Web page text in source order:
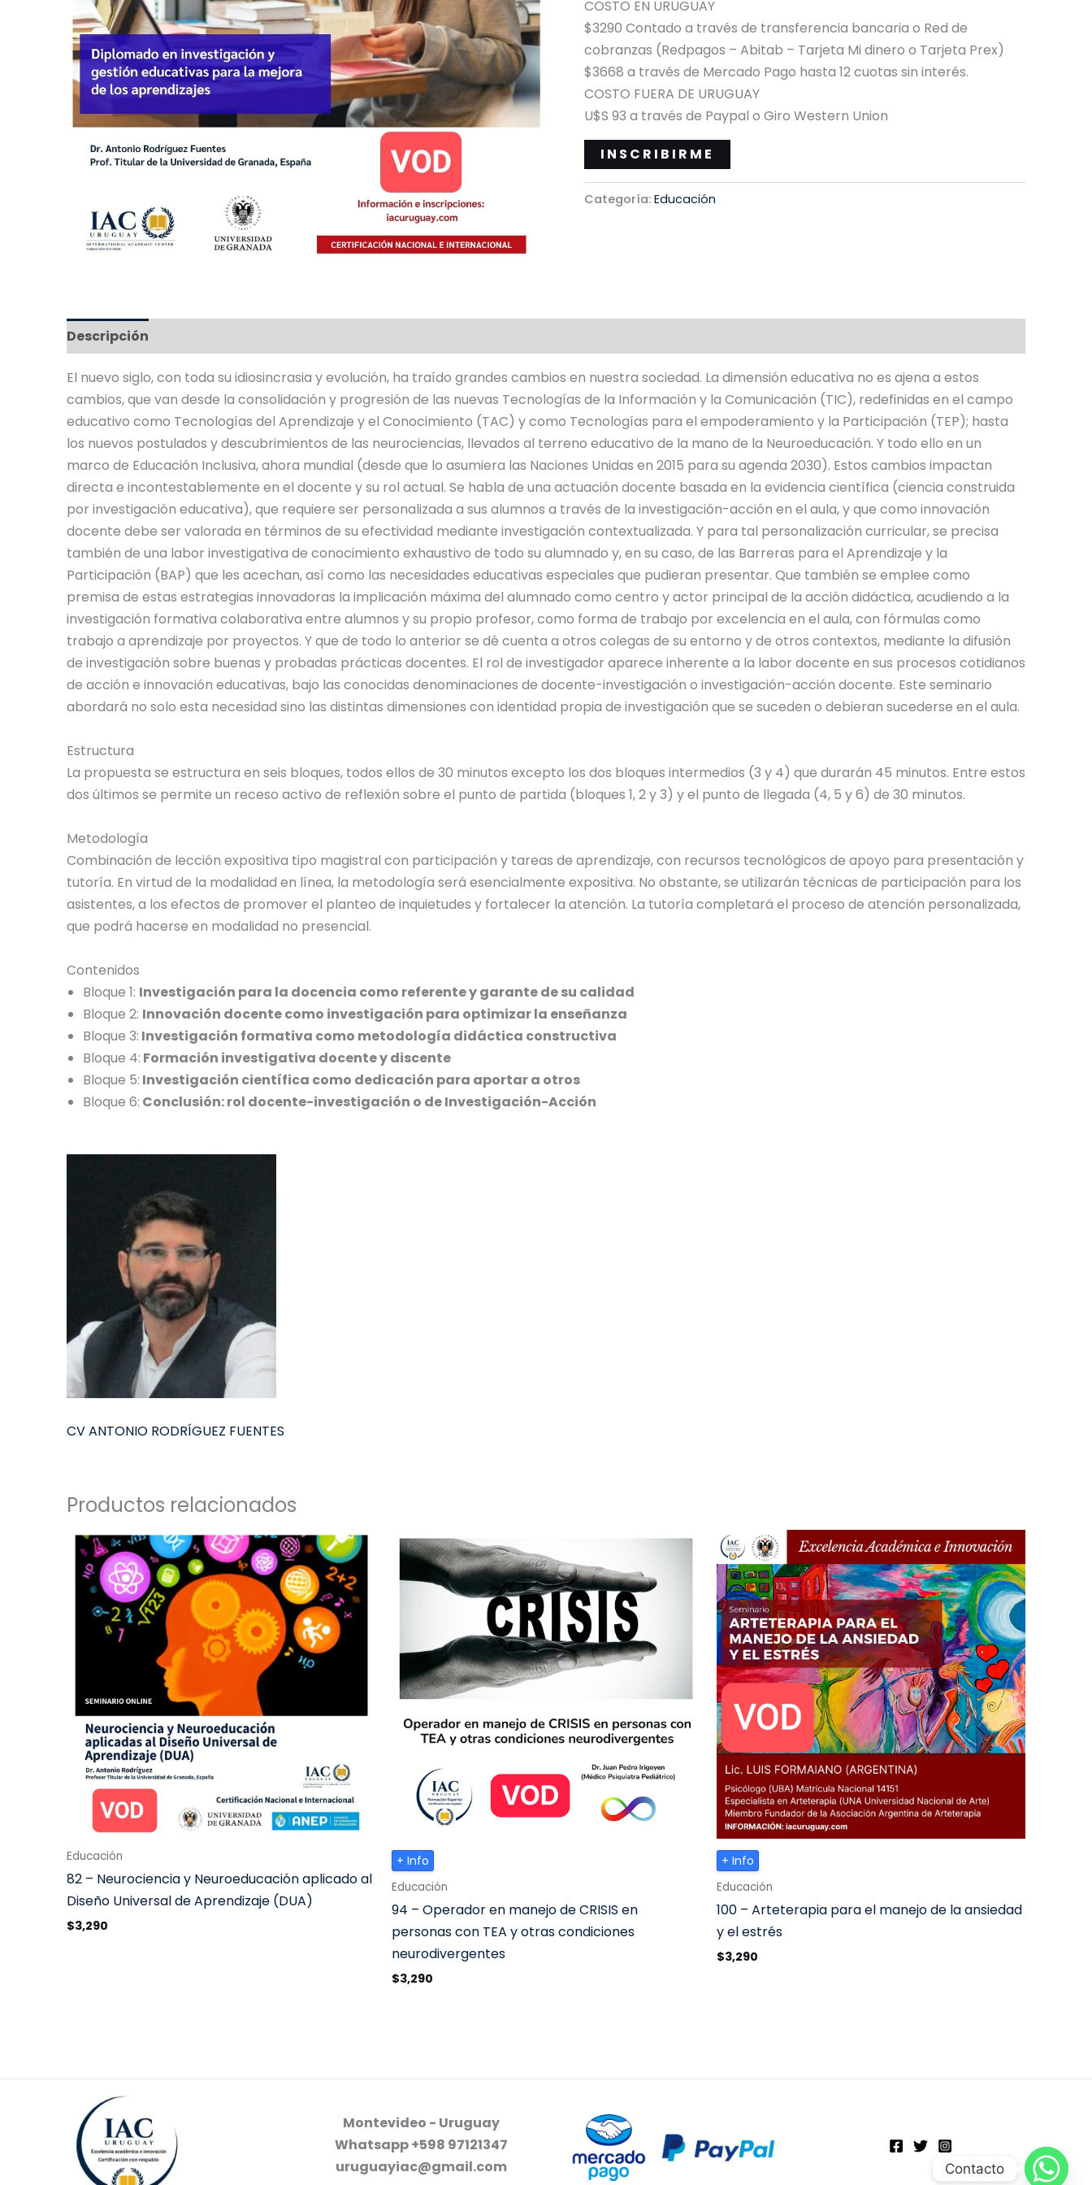
COSTO EN URUGUAY
$3290 Contado a través de transferencia bancaria o Red de
cobranzas (Redpagos – Abitab – Tarjeta Mi dinero o Tarjeta Prex)
$3668 a través de Mercado Pago hasta 12 cuotas sin interés.
COSTO FUERA DE URUGUAY
U$S 93 a través de Paypal o Giro Western Union
INSCRIBIRME
Categoría:Educación
Descripción
El nuevo siglo, con toda su idiosincrasia y evolución, ha traído grandes cambios en nuestra sociedad. La dimensión educativa no es ajena a estos
cambios, que van desde la consolidación y progresión de las nuevas Tecnologías de la Información y la Comunicación (TIC), redefinidas en el campo
educativo como Tecnologías del Aprendizaje y el Conocimiento (TAC) y como Tecnologías para el empoderamiento y la Participación (TEP); hasta
los nuevos postulados y descubrimientos de las neurociencias, llevados al terreno educativo de la mano de la Neuroeducación. Y todo ello en un
marco de Educación Inclusiva, ahora mundial (desde que lo asumiera las Naciones Unidas en 2015 para su agenda 2030). Estos cambios impactan
directa e incontestablemente en el docente y su rol actual. Se habla de una actuación docente basada en la evidencia científica (ciencia construida
por investigación educativa), que requiere ser personalizada a sus alumnos a través de la investigación-acción en el aula, y que como innovación
docente debe ser valorada en términos de su efectividad mediante investigación contextualizada. Y para tal personalización curricular, se precisa
también de una labor investigativa de conocimiento exhaustivo de todo su alumnado y, en su caso, de las Barreras para el Aprendizaje y la
Participación (BAP) que les acechan, así como las necesidades educativas especiales que pudieran presentar. Que también se emplee como
premisa de estas estrategias innovadoras la implicación máxima del alumnado como centro y actor principal de la acción didáctica, acudiendo a la
investigación formativa colaborativa entre alumnos y su propio profesor, como forma de trabajo por excelencia en el aula, con fórmulas como
trabajo a aprendizaje por proyectos. Y que de todo lo anterior se dé cuenta a otros colegas de su entorno y de otros contextos, mediante la difusión
de investigación sobre buenas y probadas prácticas docentes. El rol de investigador aparece inherente a la labor docente en sus procesos cotidianos
de acción e innovación educativas, bajo las conocidas denominaciones de docente-investigación o investigación-acción docente. Este seminario
abordará no solo esta necesidad sino las distintas dimensiones con identidad propia de investigación que se suceden o debieran sucederse en el aula.
Estructura
La propuesta se estructura en seis bloques, todos ellos de 30 minutos excepto los dos bloques intermedios (3 y 4) que durarán 45 minutos. Entre estos
dos últimos se permite un receso activo de reflexión sobre el punto de partida (bloques 1, 2 y 3) y el punto de llegada (4, 5 y 6) de 30 minutos.
Metodología
Combinación de lección expositiva tipo magistral con participación y tareas de aprendizaje, con recursos tecnológicos de apoyo para presentación y
tutoría. En virtud de la modalidad en línea, la metodología será esencialmente expositiva. No obstante, se utilizarán técnicas de participación para los
asistentes, a los efectos de promover el planteo de inquietudes y fortalecer la atención. La tutoría completará el proceso de atención personalizada,
que podrá hacerse en modalidad no presencial.
Contenidos
Bloque 1: Investigación para la docencia como referente y garante de su calidad
Bloque 2: Innovación docente como investigación para optimizar la enseñanza
Bloque 3: Investigación formativa como metodología didáctica constructiva
Bloque 4: Formación investigativa docente y discente
Bloque 5: Investigación científica como dedicación para aportar a otros
Bloque 6: Conclusión: rol docente-investigación o de Investigación-Acción
CV ANTONIO RODRÍGUEZ FUENTES
Productos relacionados
Educación
82 – Neurociencia y Neuroeducación aplicado al
Diseño Universal de Aprendizaje (DUA)
$3,290
+ Info
Educación
94 – Operador en manejo de CRISIS en
personas con TEA y otras condiciones
neurodivergentes
$3,290
+ Info
Educación
100 – Arteterapia para el manejo de la ansiedad
y el estrés
$3,290
Montevideo - Uruguay
Whatsapp +598 97121347
uruguayiac@gmail.com
Contacto